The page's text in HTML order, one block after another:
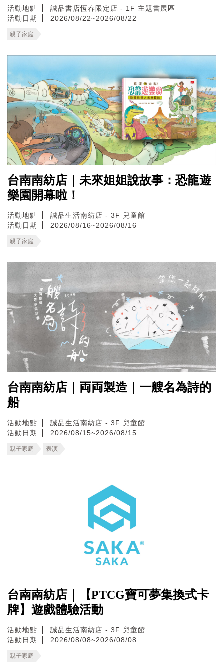
活動地點
誠品書店恆春限定店 - 1F 主題書展區
活動日期
2026/08/22~2026/08/22
親子家庭
台南南紡店｜未來姐姐說故事：恐龍遊
樂園開幕啦！
活動地點
誠品生活南紡店 - 3F 兒童館
活動日期
2026/08/16~2026/08/16
親子家庭
台南南紡店｜両両製造｜一艘名為詩的
船
活動地點
誠品生活南紡店 - 3F 兒童館
活動日期
2026/08/15~2026/08/15
親子家庭 表演
台南南紡店｜【PTCG寶可夢集換式卡
牌】遊戲體驗活動
活動地點
誠品生活南紡店 - 3F 兒童館
活動日期
2026/08/08~2026/08/08
親子家庭